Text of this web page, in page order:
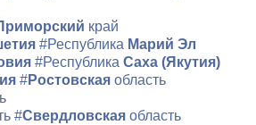
край
#Республика Марий Эл
#Республика Саха (Якутия)
#Ростовская область
#Свердловская область